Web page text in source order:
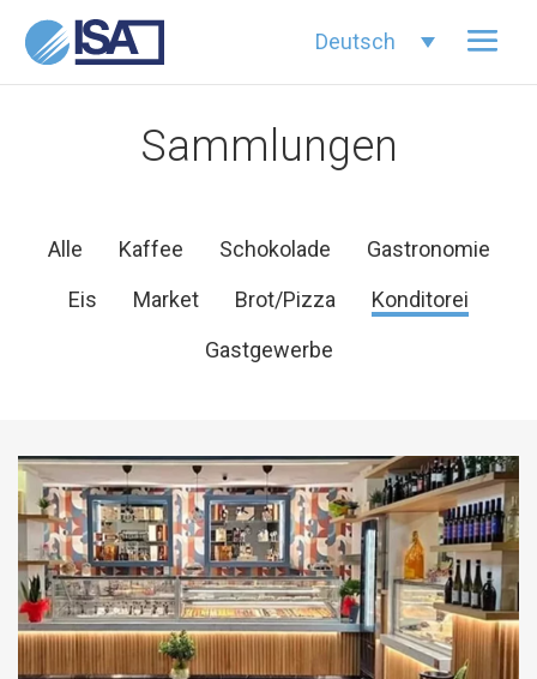
Deutsch
Sammlungen
Alle Kaffee Schokolade
Gastronomie
Eis
Market Brot/Pizza
Konditorei
Gastgewerbe